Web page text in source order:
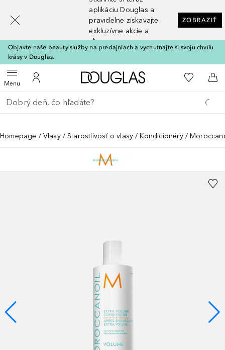
aplikáciu Douglas a
pravidelne získavajte
exkluzívne akcie a
zľavy
ZOBRAZIŤ
Objavte naše beauty služby na predajniach a vychutnajte si svoju chvíľu
krásy v Douglas.
MenuOtvoriť menuDo môjho účtu
Domov Do môjho
Do
Choď späť
Vykonajte vyhľadávanie
Homepage Vlasy Starostlivosť o vlasy Kondicionéry
[navigation.slideout.screenreader]